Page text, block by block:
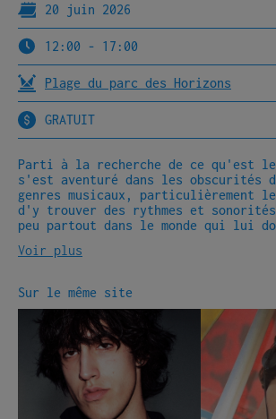
20 juin 2026
12:00 - 17:00
Plage du parc des Horizons
GRATUIT
Parti à la recherche de ce qu'est le
s'est aventuré dans les obscurités
genres musicaux, particulièrement
d'y trouver des rythmes et
peu partout dans le monde qui lui
sons, il a l'oreille tendue pour ce
percussions, complexes et rythmées,
Djing de 2TONE ambitionnent la
et entraîneront avec lui ceux qui
aller à la musique.
Voir plus
Sur le même site